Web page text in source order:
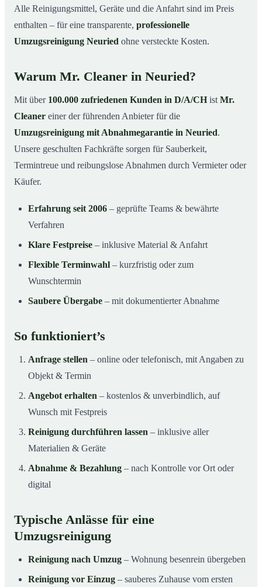
Alle Reinigungsmittel, Geräte und die Anfahrt sind im Preis
enthalten – für eine transparente, professionelle
Umzugsreinigung Neuried ohne versteckte Kosten.
Warum Mr. Cleaner in Neuried?
Mit über 100.000 zufriedenen Kunden in D/A/CHist Mr.
Cleaner einer der führenden Anbieter für die
Umzugsreinigung mit Abnahmegarantie in Neuried.
Unsere geschulten Fachkräfte sorgen für Sauberkeit,
Termintreue und reibungslose Abnahmen durch Vermieter oder
Käufer.
Erfahrung seit 2006 – geprüfte Teams & bewährte
Verfahren
Klare Festpreise – inklusive Material & Anfahrt
Flexible Terminwahl – kurzfristig oder zum
Wunschtermin
Saubere Übergabe – mit dokumentierter Abnahme
So funktioniert’s
Anfrage stellen – online oder telefonisch, mit Angaben zu
Objekt & Termin
Angebot erhalten – kostenlos & unverbindlich, auf
Wunsch mit Festpreis
Reinigung durchführen lassen – inklusive aller
Materialien & Geräte
Abnahme & Bezahlung – nach Kontrolle vor Ort oder
digital
Typische Anlässe für eine
Umzugsreinigung
Reinigung nach Umzug – Wohnung besenrein übergeben
Reinigung vor Einzug – sauberes Zuhause vom ersten